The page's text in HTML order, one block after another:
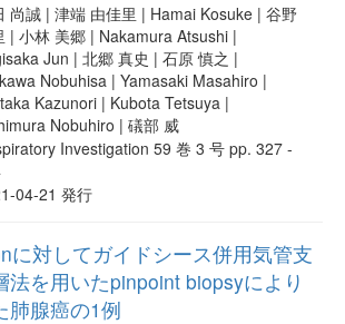
尚誠 | 津端 由佳里 | Hamai Kosuke | 谷野
| 小林 美郷 | Nakamura Atsushi |
Jun | 北郷 真史 | 石原 慎之 |
Nobuhisa | Yamasaki Masahiro |
Kazunori | Kubota Tetsuya |
Nobuhiro | 礒部 威
Investigation 59 巻 3 号 pp. 327 -
04-21 発行
に対してガイドシース併用気管支
法を用いたpinpoint biopsyにより
肺腺癌の1例